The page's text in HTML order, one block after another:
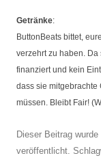
Getränke:
ButtonBeats bittet,
verzehrt zu haben. Da
finanziert und kein
dass sie mitgebrachte
müssen. Bleibt Fair!
Dieser Beitrag wurde
veröffentlicht.